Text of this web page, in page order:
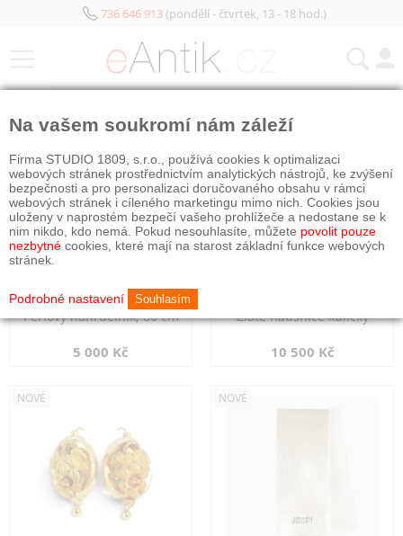
736 646 913(pondělí - čtvrtek, 13 - 18 hod.)
Perlový náhrdelník, 80 cm
5 000 Kč
Zlaté náušnice kuličky
10 500 Kč
NOVÉ NOVÉ
Na vašem soukromí nám záleží
Firma STUDIO 1809, s.r.o., používá cookies k optimalizaci
webových stránek prostřednictvím analytických nástrojů, ke zvýšení
bezpečnosti a pro personalizaci doručovaného obsahu v rámci
webových stránek i cíleného marketingu mimo nich. Cookies jsou
uloženy v naprostém bezpečí vašeho prohlížeče a nedostane se k
nim nikdo, kdo nemá. Pokud nesouhlasíte, můžete povolit pouze
nezbytné cookies, které mají na starost základní funkce webových
stránek.
Podrobné nastavení Souhlasím